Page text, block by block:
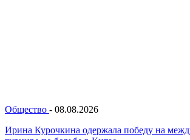
Общество - 08.08.2026
Ирина Курочкина одержала победу на